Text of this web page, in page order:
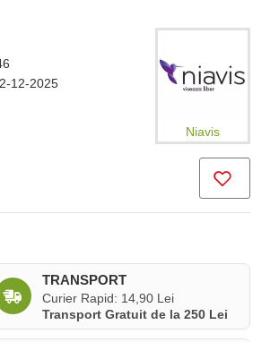
12-2025
Niavis
TRANSPORT
Curier Rapid: 14,90 Lei
Transport Gratuit de la 250 Lei